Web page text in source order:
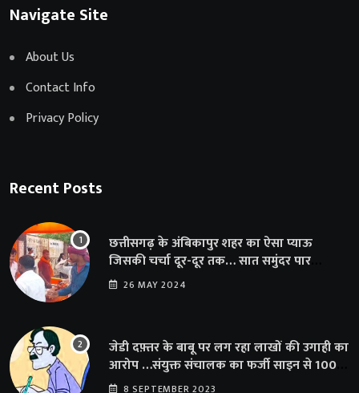
Navigate Site
About Us
Contact Info
Privacy Policy
Recent Posts
छत्तीसगढ़ के अंबिकापुर शहर का ऐसा प्याऊ
जिसकी चर्चा दूर-दूर तक… सात समुंदर पार
अमेरिका से भी पहुंचा सहयोग
26 MAY 2024
जेडी दफ़्तर के बाबू पर लग रहा लाखों की उगाही का
आरोप …संयुक्त संचालक का फर्जी साइन से 100
शिक्षकों क़ो थमाया संशोधन आदेश
8 SEPTEMBER 2023